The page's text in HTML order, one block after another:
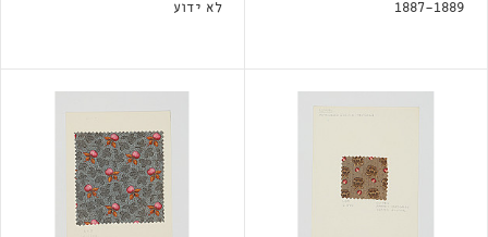
1887-1889
לא ידוע